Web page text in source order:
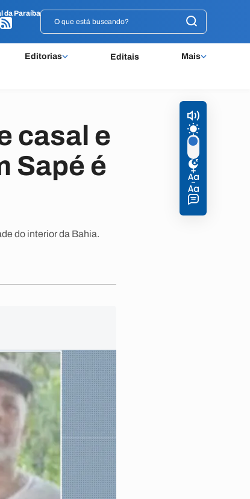
da Paraíba
Editorias Editais Mais
da Paraíba
casal e
Sapé é
do interior da Bahia.